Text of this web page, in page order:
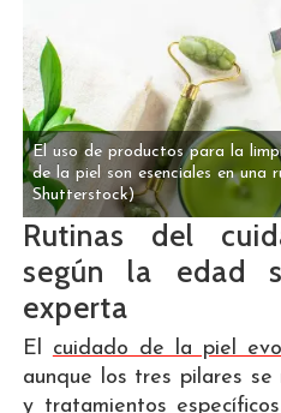
El uso de productos para la
de la piel son esenciales en una
Shutterstock)
Rutinas del
según la edad
experta
El cuidado de la piel
aunque los tres pilares se
y tratamientos